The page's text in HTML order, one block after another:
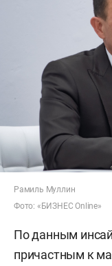
Рамиль Муллин
Фото: «БИЗНЕС Online»
По данным
причастным к